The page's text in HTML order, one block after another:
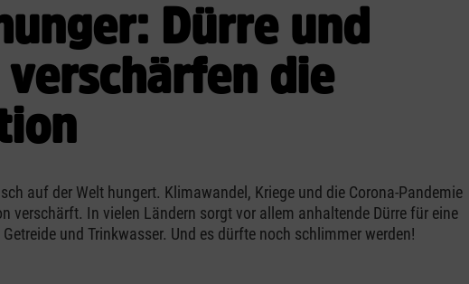
Dürre und
verschärfen die
auf der Welt hungert. Klimawandel, Kriege und die Corona-Pandemie
verschärft. In vielen Ländern sorgt vor allem anhaltende Dürre für eine
und Trinkwasser. Und es dürfte noch schlimmer werden!